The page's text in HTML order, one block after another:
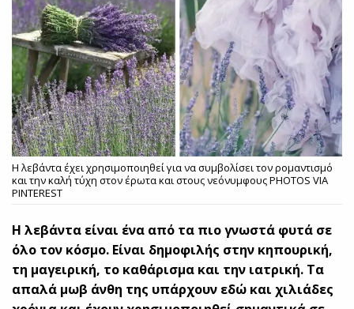
Η λεβάντα έχει χρησιμοποιηθεί για να συμβολίσει τον ρομαντισμό
και την καλή τύχη στον έρωτα και στους νεόνυμφους PHOTOS VIA
PINTEREST
Η λεβάντα είναι ένα από τα πιο γνωστά φυτά σε
όλο τον κόσμο. Είναι δημοφιλής στην κηπουρική,
τη μαγειρική, το καθάρισμα και την ιατρική. Τα
απαλά μωβ άνθη της υπάρχουν εδώ και χιλιάδες